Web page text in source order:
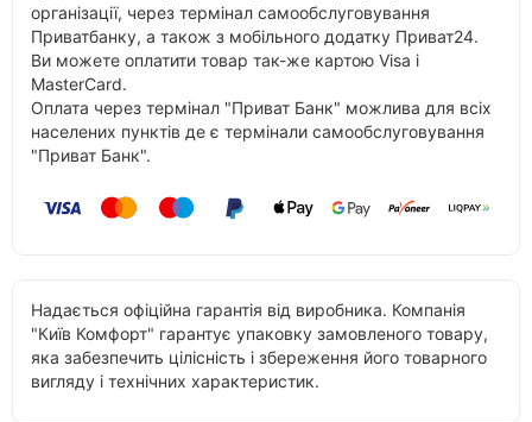
організації, через термінал самообслуговування
Приватбанку, а також з мобільного додатку Приват24.
Ви можете оплатити товар так-же картою Visa і
MasterCard.
Оплата через термінал "Приват Банк" можлива для всіх
населених пунктів де є термінали самообслуговування
"Приват Банк".
Надається офіційна гарантія від виробника. Компанія
"Київ Комфорт" гарантує упаковку замовленого товару,
яка забезпечить цілісність і збереження його товарного
вигляду і технічних характеристик.